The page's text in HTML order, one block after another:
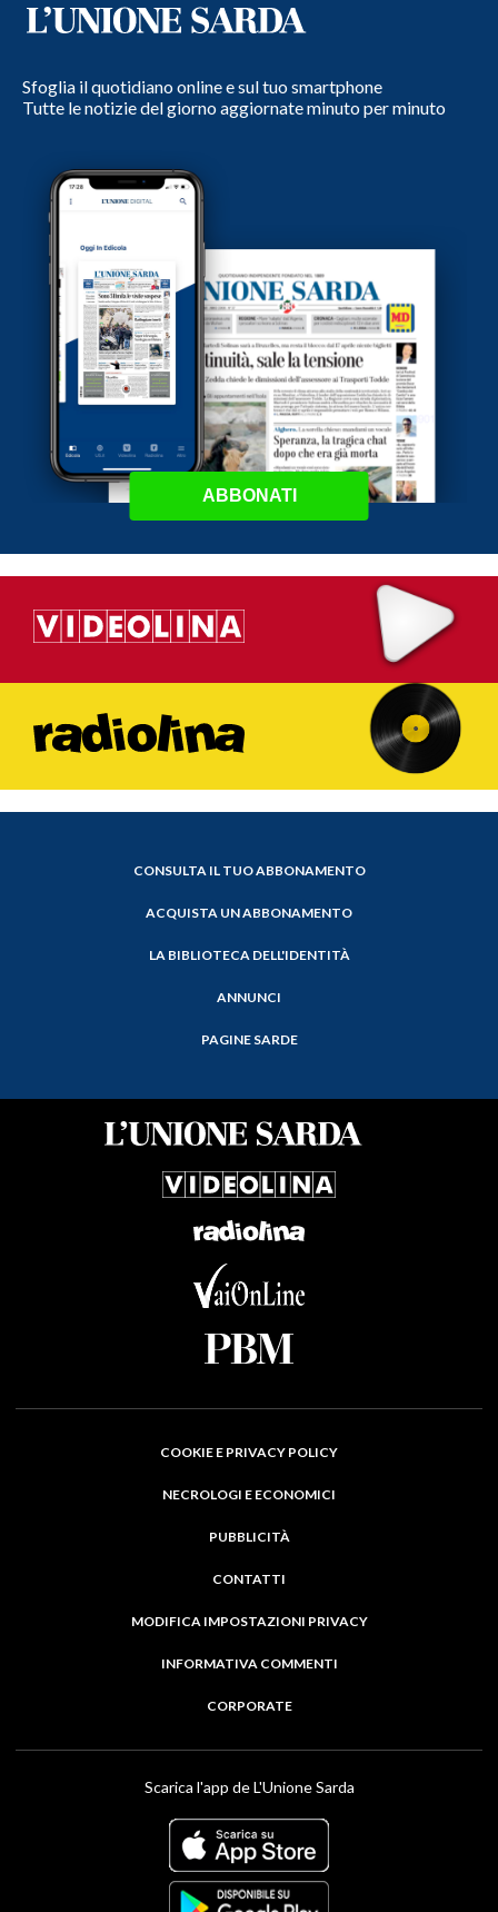
Sfoglia il quotidiano online e sul tuo smartphone
Tutte le notizie del giorno aggiornate minuto per minuto
ABBONATI
CONSULTA IL TUO ABBONAMENTO
ACQUISTA UN ABBONAMENTO
LA BIBLIOTECA DELL'IDENTITÀ
ANNUNCI
PAGINE SARDE
COOKIE E PRIVACY POLICY
NECROLOGI E ECONOMICI
PUBBLICITÀ
CONTATTI
MODIFICA IMPOSTAZIONI PRIVACY
INFORMATIVA COMMENTI
CORPORATE
Scarica l'app de L'Unione Sarda